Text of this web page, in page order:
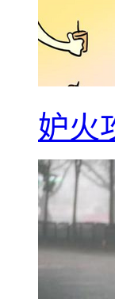
妒火